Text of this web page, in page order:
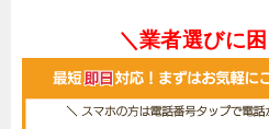
＼業者選びに